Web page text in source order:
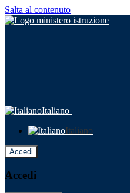
Salta al contenuto
Italiano
Italiano
Accedi
Accedi